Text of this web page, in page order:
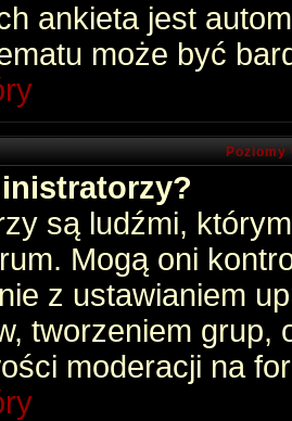
ankieta jest
może być
są ludźmi,
Mogą oni
z ustawianiem
tworzeniem grup,
moderacji na